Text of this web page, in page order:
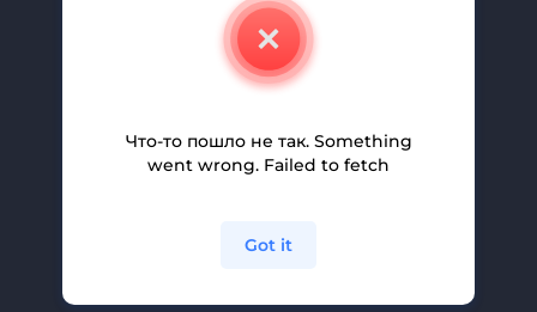
Свяжитесь С Нами
Помощь И Поддержка
Партнерская Программа
Политика Конфиденциальности
Что-то пошло не так. Something
went wrong. Failed to fetch
Got it